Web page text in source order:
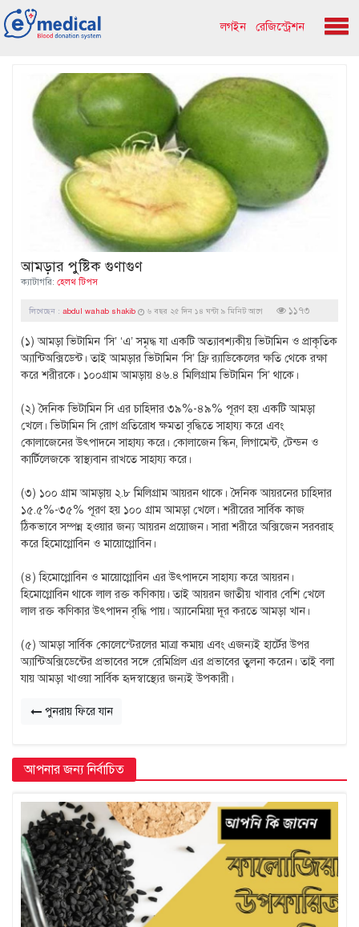
লগইন রেজিস্ট্রেশন
আমড়ার পুষ্টিক গুণাগুণ
ক্যাটাগরি: হেলথ টিপস
লিখেছেন : abdul wahab shakib ৬ বছর ২৫ দিন ১৪ ঘন্টা ৯ মিনিট আগে ১১৭৩
(১) আমড়া ভিটামিন ‘সি’ ‘এ’ সমৃদ্ধ যা একটি অত্যাবশ্যকীয় ভিটামিন ও প্রাকৃতিক
অ্যান্টিঅক্সিডেন্ট। তাই আমড়ার ভিটামিন ‘সি’ ফ্রি র‍্যাডিকেলের ক্ষতি থেকে রক্ষা
করে শরীরকে। ১০০গ্রাম আমড়ায় ৪৬.৪ মিলিগ্রাম ভিটামিন ‘সি’ থাকে।
(২) দৈনিক ভিটামিন সি এর চাহিদার ৩৯%-৪৯% পূরণ হয় একটি আমড়া
খেলে। ভিটামিন সি রোগ প্রতিরোধ ক্ষমতা বৃদ্ধিতে সাহায্য করে এবং
কোলাজেনের উৎপাদনে সাহায্য করে। কোলাজেন স্কিন, লিগামেন্ট, টেন্ডন ও
কার্টিলেজকে স্বাস্থ্যবান রাখতে সাহায্য করে।
(৩) ১০০ গ্রাম আমড়ায় ২.৮ মিলিগ্রাম আয়রন থাকে। দৈনিক আয়রনের চাহিদার
১৫.৫%-৩৫% পূরণ হয় ১০০ গ্রাম আমড়া খেলে। শরীরের সার্বিক কাজ
ঠিকভাবে সম্পন্ন হওয়ার জন্য আয়রন প্রয়োজন। সারা শরীরে অক্সিজেন সরবরাহ
করে হিমোগ্লোবিন ও মায়োগ্লোবিন।
(৪) হিমোগ্লোবিন ও মায়োগ্লোবিন এর উৎপাদনে সাহায্য করে আয়রন।
হিমোগ্লোবিন থাকে লাল রক্ত কণিকায়। তাই আয়রন জাতীয় খাবার বেশি খেলে
লাল রক্ত কণিকার উৎপাদন বৃদ্ধি পায়। অ্যানেমিয়া দূর করতে আমড়া খান।
(৫) আমড়া সার্বিক কোলেস্টেরলের মাত্রা কমায় এবং এজন্যই হার্টের উপর
অ্যান্টিঅক্সিডেন্টের প্রভাবের সঙ্গে রেমিপ্রিল এর প্রভাবের তুলনা করেন। তাই বলা
যায় আমড়া খাওয়া সার্বিক হৃদস্বাস্থ্যের জন্যই উপকারী।
পুনরায় ফিরে যান
আপনার জন্য নির্বাচিত